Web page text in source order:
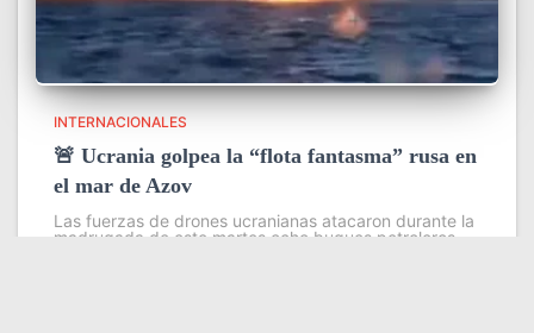
INTERNACIONALES
🚨 Ucrania golpea la “flota fantasma” rusa en
el mar de Azov
Las fuerzas de drones ucranianas atacaron durante la
madrugada de este martes ocho buques petroleros